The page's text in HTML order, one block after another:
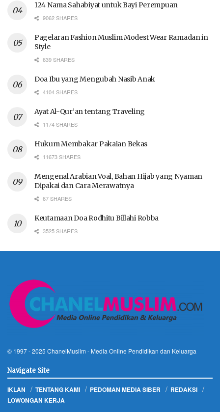
124 Nama Sahabiyat untuk Bayi Perempuan
9062 SHARES
Pagelaran Fashion Muslim Modest Wear Ramadan in
Style
639 SHARES
Doa Ibu yang Mengubah Nasib Anak
4104 SHARES
Ayat Al-Qur’an tentang Traveling
1174 SHARES
Hukum Membakar Pakaian Bekas
11673 SHARES
Mengenal Arabian Voal, Bahan Hijab yang Nyaman
Dipakai dan Cara Merawatnya
67 SHARES
Keutamaan Doa Rodhitu Billahi Robba
3525 SHARES
© 1997 - 2025 ChanelMuslim - Media Online Pendidikan dan Keluarga
Navigate Site
IKLAN TENTANG KAMI PEDOMAN MEDIA SIBER
REDAKSI
LOWONGAN KERJA